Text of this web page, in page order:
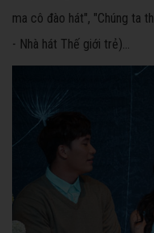
ma cô đào hát", "Chúng ta
- Nhà hát Thế giới trẻ)...